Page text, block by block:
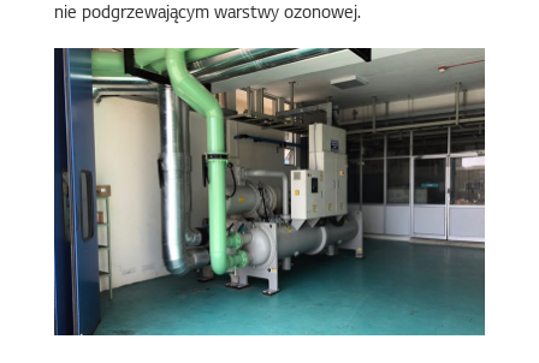
nie podgrzewającym warstwy ozonowej.